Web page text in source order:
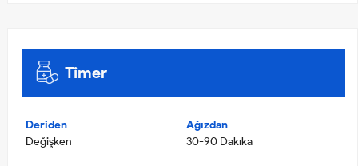
Timer
Deriden
Değişken
Ağızdan
30-90 Dakıka